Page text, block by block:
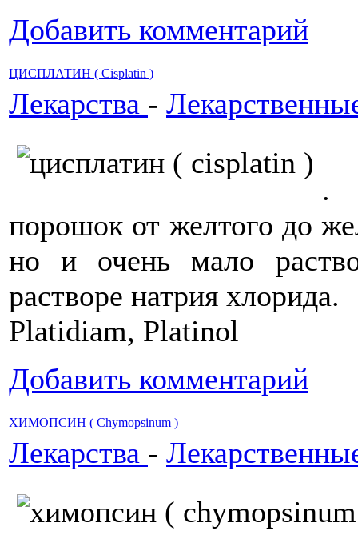
Добавить комментарий
ЦИСПЛАТИН ( Сisplatin )
Лекарства -
.
порошок от желтого до
но и очень мало
растворе натрия
Рlatidiam, Рlatinol
Добавить комментарий
ХИМОПСИН ( Сhуmорsinum )
Лекарства -